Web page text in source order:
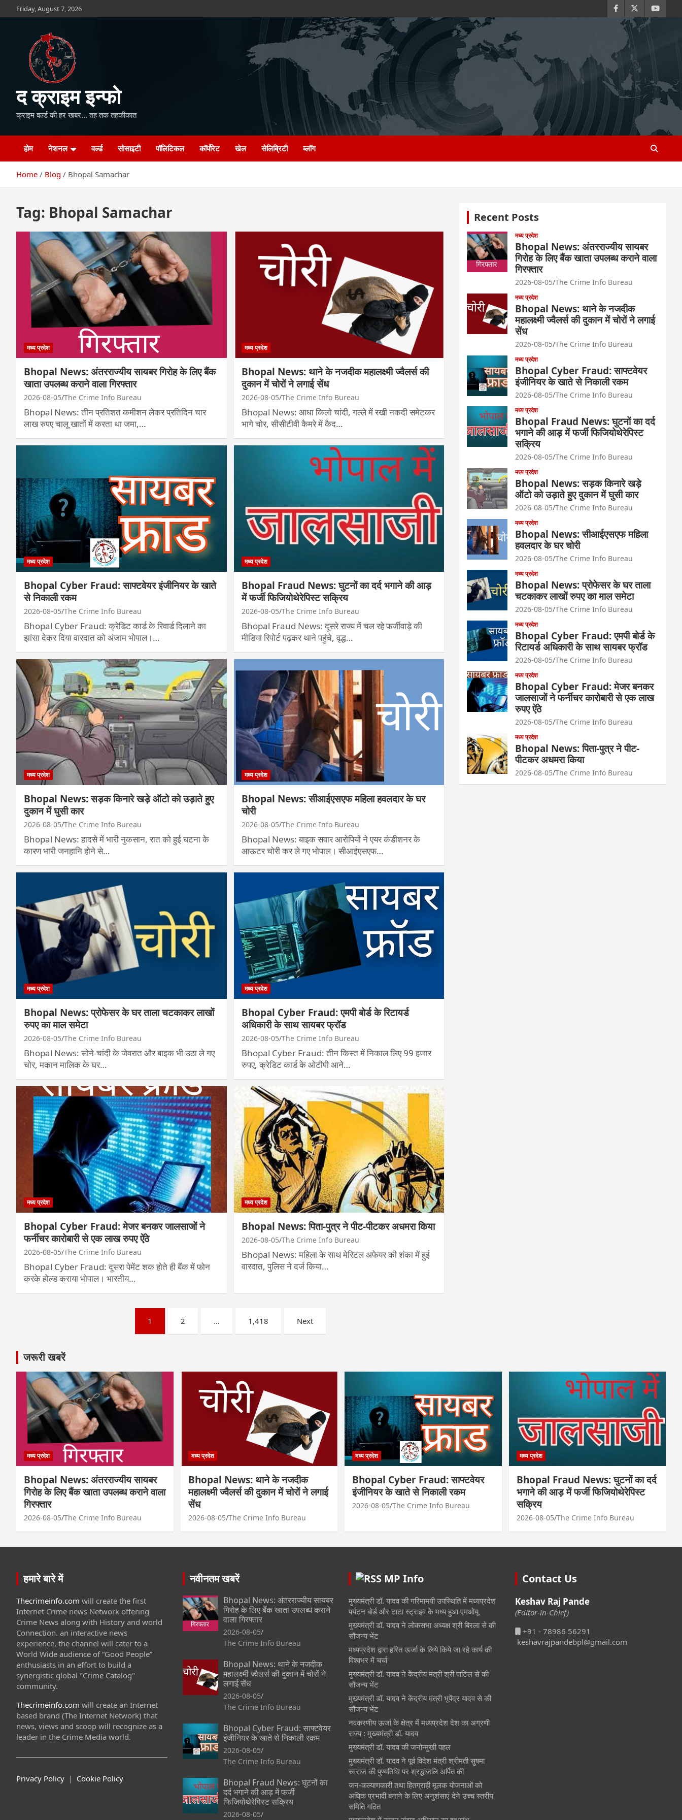
to
Friday, August 7, 2026
द क्राइम इन्फो
क्राइम वर्ल्ड की हर खबर… तह तक तहकीकात
होम नेशनल वर्ल्ड सोसाइटी पॉलिटिकल कॉर्पोरेट खेल सेलिब्रिटी ब्लॉग
Home Blog Bhopal Samachar
Tag: Bhopal Samachar
मध्य प्रदेश
Bhopal News: अंतरराज्यीय सायबर गिरोह के लिए बैंक
खाता उपलब्ध कराने वाला गिरफ्तार
2026-08-05 The Crime Info Bureau
Bhopal News: तीन प्रतिशत कमीशन लेकर प्रतिदिन चार
लाख रुपए चालू खातों में करता था जमा,…
मध्य प्रदेश
Bhopal News: थाने के नजदीक महालक्ष्मी ज्वैलर्स की
दुकान में चोरों ने लगाई सेंध
2026-08-05 The Crime Info Bureau
Bhopal News: आधा किलो चांदी, गल्ले में रखी नकदी समेटकर
भागे चोर, सीसीटीवी कैमरे में कैद…
मध्य प्रदेश
Bhopal Cyber Fraud: साफ्टवेयर इंजीनियर के खाते
से निकाली रकम
2026-08-05 The Crime Info Bureau
Bhopal Cyber Fraud: क्रेडिट कार्ड के रिवार्ड दिलाने का
झांसा देकर दिया वारदात को अंजाम भोपाल।…
मध्य प्रदेश
Bhopal Fraud News: घुटनों का दर्द भगाने की आड़
में फर्जी फिजियोथेरेपिस्ट सक्रिय
2026-08-05 The Crime Info Bureau
Bhopal Fraud News: दूसरे राज्य में चल रहे फर्जीवाड़े की
मीडिया रिपोर्ट पढ़कर थाने पहुंचे, वृद्ध…
मध्य प्रदेश
Bhopal News: सड़क किनारे खड़े ऑटो को उड़ाते हुए
दुकान में घुसी कार
2026-08-05 The Crime Info Bureau
Bhopal News: हादसे में भारी नुकसान, रात को हुई घटना के
कारण भारी जनहानि होने से…
मध्य प्रदेश
Bhopal News: सीआईएसएफ महिला हवलदार के घर
चोरी
2026-08-05 The Crime Info Bureau
Bhopal News: बाइक सवार आरोपियों ने एयर कंडीशनर के
आऊटर चोरी कर ले गए भोपाल। सीआईएसएफ…
मध्य प्रदेश
Bhopal News: प्रोफेसर के घर ताला चटकाकर लाखों
रुपए का माल समेटा
2026-08-05 The Crime Info Bureau
Bhopal News: सोने-चांदी के जेवरात और बाइक भी उठा ले गए
चोर, मकान मालिक के घर…
मध्य प्रदेश
Bhopal Cyber Fraud: एमपी बोर्ड के रिटायर्ड
अधिकारी के साथ सायबर फ्रॉड
2026-08-05 The Crime Info Bureau
Bhopal Cyber Fraud: तीन किस्त में निकाल लिए 99 हजार
रुपए, क्रेडिट कार्ड के ओटीपी आने…
मध्य प्रदेश
Bhopal Cyber Fraud: मेजर बनकर जालसाजों ने
फर्नीचर कारोबारी से एक लाख रुपए ऐंठे
2026-08-05 The Crime Info Bureau
Bhopal Cyber Fraud: दूसरा पेमेंट शक होते ही बैंक में फोन
करके होल्ड कराया भोपाल। भारतीय…
मध्य प्रदेश
Bhopal News: पिता-पुत्र ने पीट-पीटकर अधमरा किया
2026-08-05 The Crime Info Bureau
Bhopal News: महिला के साथ मेरिटल अफेयर की शंका में हुई
वारदात, पुलिस ने दर्ज किया…
1 2 … 1,418 Next
Recent Posts
मध्य प्रदेश
Bhopal News: अंतरराज्यीय सायबर
गिरोह के लिए बैंक खाता उपलब्ध कराने वाला
गिरफ्तार
2026-08-05 The Crime Info Bureau
मध्य प्रदेश
Bhopal News: थाने के नजदीक
महालक्ष्मी ज्वैलर्स की दुकान में चोरों ने लगाई
सेंध
2026-08-05 The Crime Info Bureau
मध्य प्रदेश
Bhopal Cyber Fraud: साफ्टवेयर
इंजीनियर के खाते से निकाली रकम
2026-08-05 The Crime Info Bureau
मध्य प्रदेश
Bhopal Fraud News: घुटनों का दर्द
भगाने की आड़ में फर्जी फिजियोथेरेपिस्ट
सक्रिय
2026-08-05 The Crime Info Bureau
मध्य प्रदेश
Bhopal News: सड़क किनारे खड़े
ऑटो को उड़ाते हुए दुकान में घुसी कार
2026-08-05 The Crime Info Bureau
मध्य प्रदेश
Bhopal News: सीआईएसएफ महिला
हवलदार के घर चोरी
2026-08-05 The Crime Info Bureau
मध्य प्रदेश
Bhopal News: प्रोफेसर के घर ताला
चटकाकर लाखों रुपए का माल समेटा
2026-08-05 The Crime Info Bureau
मध्य प्रदेश
Bhopal Cyber Fraud: एमपी बोर्ड के
रिटायर्ड अधिकारी के साथ सायबर फ्रॉड
2026-08-05 The Crime Info Bureau
मध्य प्रदेश
Bhopal Cyber Fraud: मेजर बनकर
जालसाजों ने फर्नीचर कारोबारी से एक लाख
रुपए ऐंठे
2026-08-05 The Crime Info Bureau
मध्य प्रदेश
Bhopal News: पिता-पुत्र ने पीट-
पीटकर अधमरा किया
2026-08-05 The Crime Info Bureau
जरूरी खबरें
मध्य प्रदेश
Bhopal News: अंतरराज्यीय सायबर
गिरोह के लिए बैंक खाता उपलब्ध कराने वाला
गिरफ्तार
2026-08-05 The Crime Info Bureau
मध्य प्रदेश
Bhopal News: थाने के नजदीक
महालक्ष्मी ज्वैलर्स की दुकान में चोरों ने लगाई
सेंध
2026-08-05 The Crime Info Bureau
मध्य प्रदेश
Bhopal Cyber Fraud: साफ्टवेयर
इंजीनियर के खाते से निकाली रकम
2026-08-05 The Crime Info Bureau
मध्य प्रदेश
Bhopal Fraud News: घुटनों का दर्द
भगाने की आड़ में फर्जी फिजियोथेरेपिस्ट
सक्रिय
2026-08-05 The Crime Info Bureau
हमारे बारे में
Thecrimeinfo.com will create the first
Internet Crime news Network offering
Crime News along with History and world
Connection. an interactive news
experience, the channel will cater to a
World Wide audience of “Good People”
enthusiasts in an effort to build a
synergistic global "Crime Catalog"
community.
Thecrimeinfo.com will create an Internet
based brand (The Internet Network) that
news, views and scoop will recognize as a
leader in the Crime Media world.
Privacy Policy | Cookie Policy
नवीनतम खबरें
Bhopal News: अंतरराज्यीय सायबर
गिरोह के लिए बैंक खाता उपलब्ध कराने
वाला गिरफ्तार
2026-08-05
The Crime Info Bureau
Bhopal News: थाने के नजदीक
महालक्ष्मी ज्वैलर्स की दुकान में चोरों ने
लगाई सेंध
2026-08-05
The Crime Info Bureau
Bhopal Cyber Fraud: साफ्टवेयर
इंजीनियर के खाते से निकाली रकम
2026-08-05
The Crime Info Bureau
Bhopal Fraud News: घुटनों का
दर्द भगाने की आड़ में फर्जी
फिजियोथेरेपिस्ट सक्रिय
2026-08-05
MP Info
मुख्यमंत्री डॉ. यादव की गरिमामयी उपस्थिति में मध्यप्रदेश
पर्यटन बोर्ड और टाटा स्ट्राइव के मध्य हुआ एमओयू
मुख्यमंत्री डॉ. यादव ने लोकसभा अध्यक्ष श्री बिरला से की
सौजन्य भेंट
मध्यप्रदेश द्वारा हरित ऊर्जा के लिये किये जा रहे कार्य की
विश्वभर में चर्चा
मुख्यमंत्री डॉ. यादव ने केंद्रीय मंत्री श्री पाटिल से की
सौजन्य भेंट
मुख्यमंत्री डॉ. यादव ने केंद्रीय मंत्री भूपेंद्र यादव से की
सौजन्य भेंट
नवकरणीय ऊर्जा के क्षेत्र में मध्यप्रदेश देश का अग्रणी
राज्य : मुख्यमंत्री डॉ. यादव
मुख्यमंत्री डॉ. यादव की जनोन्मुखी पहल
मुख्यमंत्री डॉ. यादव ने पूर्व विदेश मंत्री श्रीमती सुषमा
स्वराज की पुण्यतिथि पर श्रद्धांजलि अर्पित की
जन-कल्याणकारी तथा हितग्राही मूलक योजनाओं को
अधिक प्रभावी बनाने के लिए अनुशंसाएं देने उच्च स्तरीय
समिति गठित
Contact Us
Keshav Raj Pande
(Editor-in-Chief)
+91 - 78986 56291
keshavrajpandebpl@gmail.com